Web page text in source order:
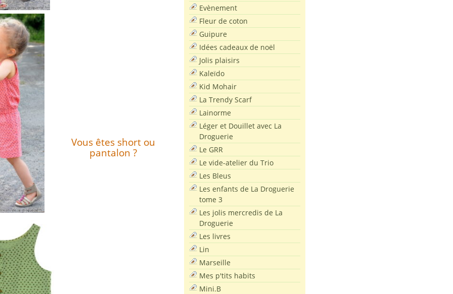
Vous êtes short ou
pantalon ?
Evènement
Fleur de coton
Guipure
Idées cadeaux de noël
Jolis plaisirs
Kaleïdo
Kid Mohair
La Trendy Scarf
Lainorme
Léger et Douillet avec La
Droguerie
Le GRR
Le vide-atelier du Trio
Les Bleus
Les enfants de La Droguerie
tome 3
Les jolis mercredis de La
Droguerie
Les livres
Lin
Marseille
Mes p'tits habits
Mini.B